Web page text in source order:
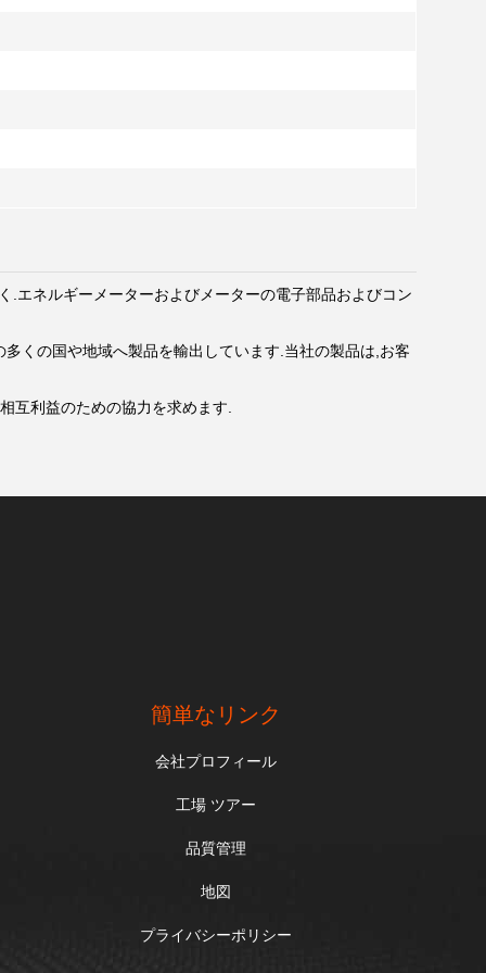
エネルギーメーターおよびメーターの電子部品およびコン
くの国や地域へ製品を輸出しています.当社の製品は,お客
互利益のための協力を求めます.
簡単なリンク
会社プロフィール
工場 ツアー
品質管理
地図
プライバシーポリシー